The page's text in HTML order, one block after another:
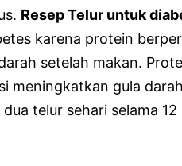
Resep Telur untuk
karena protein
setelah makan.
meningkatkan gula
telur sehari selama